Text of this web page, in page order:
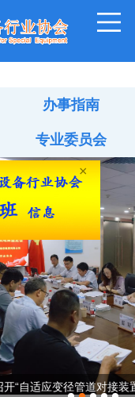
办事指南
专业委员会
研发与...
×